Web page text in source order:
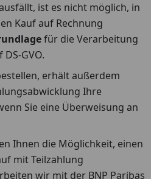
ist es nicht möglich, in
Kauf auf Rechnung
für die Verarbeitung
GVO.
erhält außerdem
Ihre
Sie eine Überweisung an
Ihnen die Möglichkeit, einen
mit Teilzahlung
wir mit der BNP Paribas